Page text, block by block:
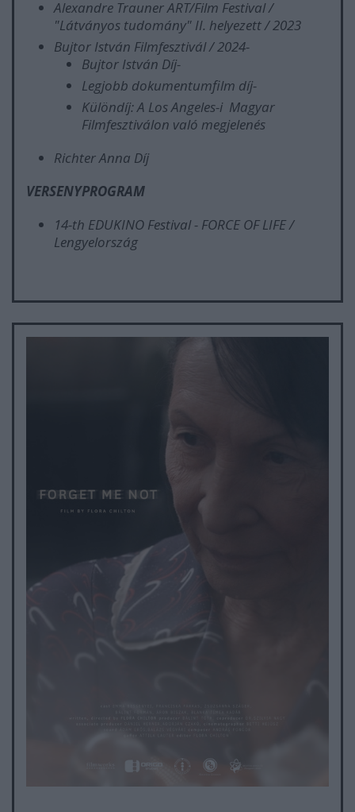
Alexandre Trauner ART/Film Festival /
"Látványos tudomány" II. helyezett / 2023
Bujtor István Filmfesztivál / 2024-
Bujtor István Díj-
Legjobb dokumentumfilm díj-
Különdíj: A Los Angeles-i Magyar
Filmfesztiválon való megjelenés
Richter Anna Díj
VERSENYPROGRAM
14-th EDUKINO Festival - FORCE OF LIFE /
Lengyelország